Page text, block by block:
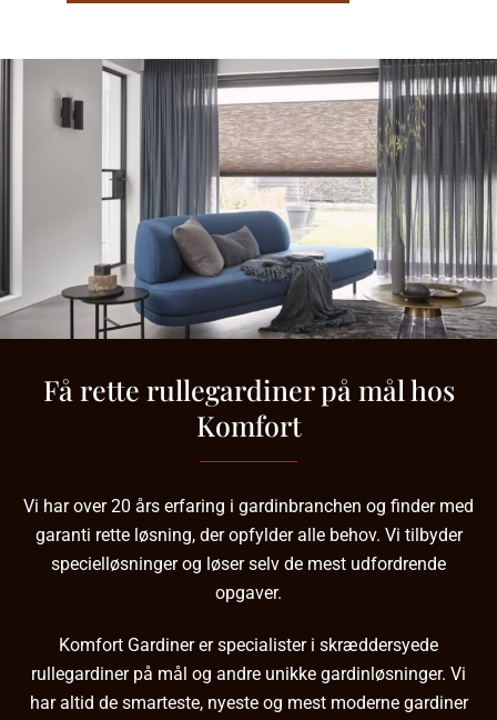
Få rette rullegardiner på mål hos
Komfort
Vi har over 20 års erfaring i gardinbranchen og finder med
garanti rette løsning, der opfylder alle behov. Vi tilbyder
specielløsninger og løser selv de mest udfordrende
opgaver.
Komfort Gardiner er specialister i skræddersyede
rullegardiner på mål og andre unikke gardinløsninger. Vi
har altid de smarteste, nyeste og mest moderne gardiner